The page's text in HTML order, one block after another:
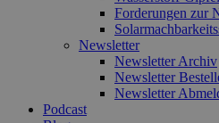
Forderungen zur
Newsletter
Newsletter Archiv
Newsletter
Newsletter
Podcast